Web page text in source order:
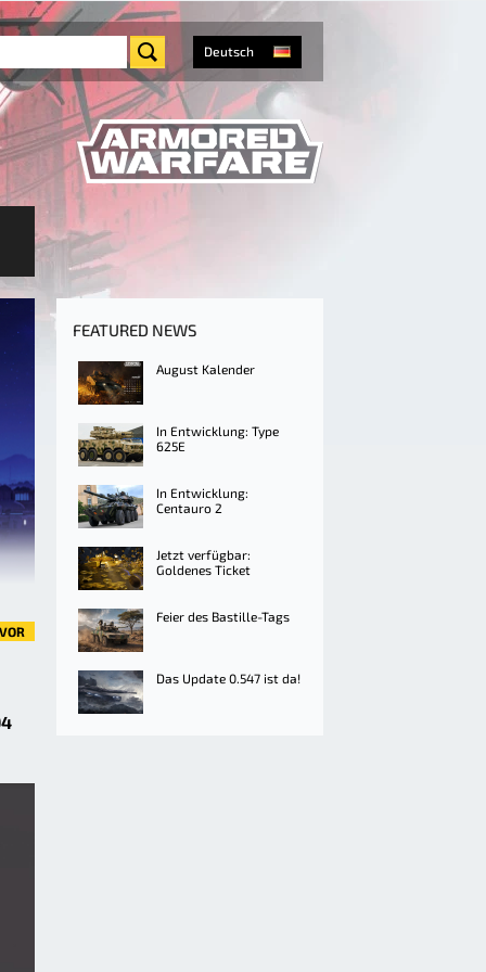
Deutsch
VOR
FEATURED NEWS
August Kalender
In Entwicklung: Type
625E
In Entwicklung:
Centauro 2
Jetzt verfügbar:
Goldenes Ticket
Feier des Bastille-Tags
Das Update 0.547 ist da!